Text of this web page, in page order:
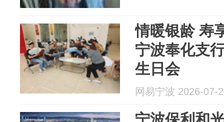
情暖银龄
宁波奉化支
生日会
网易宁波 2026-07-